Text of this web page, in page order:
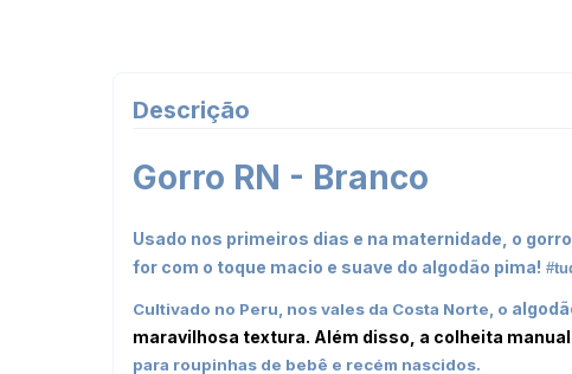
Descrição
Gorro RN - Branco
Usado nos primeiros dias e na maternidade, o
for com o toque macio e suave do algodão pima!
Cultivado no Peru, nos vales da Costa Norte, o
maravilhosa textura. Além disso, a colheita
para roupinhas de bebê e recém nascidos.